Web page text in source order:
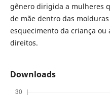
gênero dirigida a mulheres
de mãe dentro das
esquecimento da criança ou
direitos.
Downloads